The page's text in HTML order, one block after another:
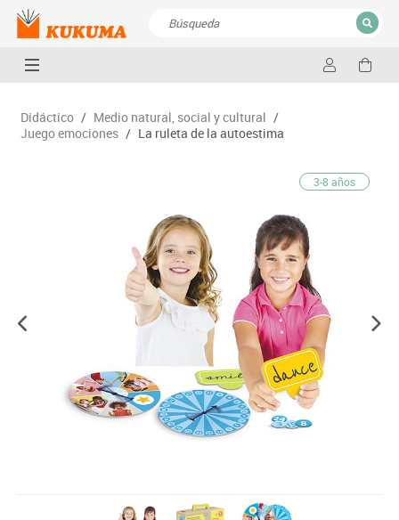
CERRAR
Didáctico / Medio natural, social y cultural /
Juego emociones / La ruleta de la autoestima
3-8 años